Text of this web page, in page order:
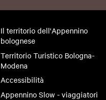
Il territorio dell'Appennino
bolognese
Territorio Turistico Bologna-
Modena
Accessibilità
Appennino Slow - viaggiatori